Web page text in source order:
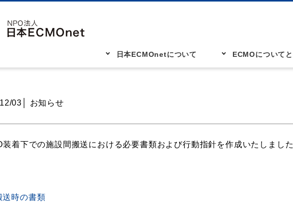
日本ECMOnetについて ECMOについて
03│ お知らせ
装着下での施設間搬送における必要書類および行動指針を作成いたしました
送時の書類